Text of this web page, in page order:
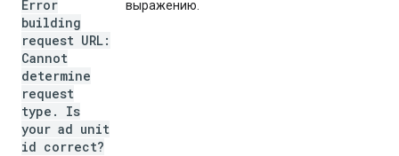
Error
building
request URL:
Cannot
determine
request
type .
Is
your ad unit
id correct?
выражению.